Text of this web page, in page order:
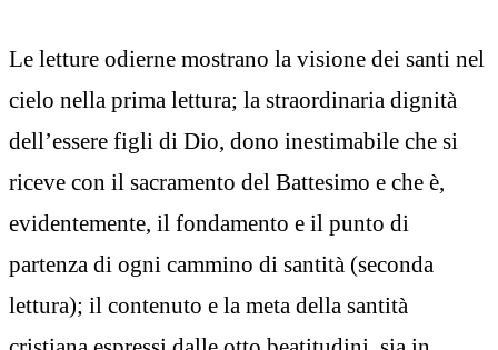
Le letture odierne mostrano la visione dei santi nel
cielo nella prima lettura; la straordinaria dignità
dell’essere figli di Dio, dono inestimabile che si
riceve con il sacramento del Battesimo e che è,
evidentemente, il fondamento e il punto di
partenza di ogni cammino di santità (seconda
lettura); il contenuto e la meta della santità